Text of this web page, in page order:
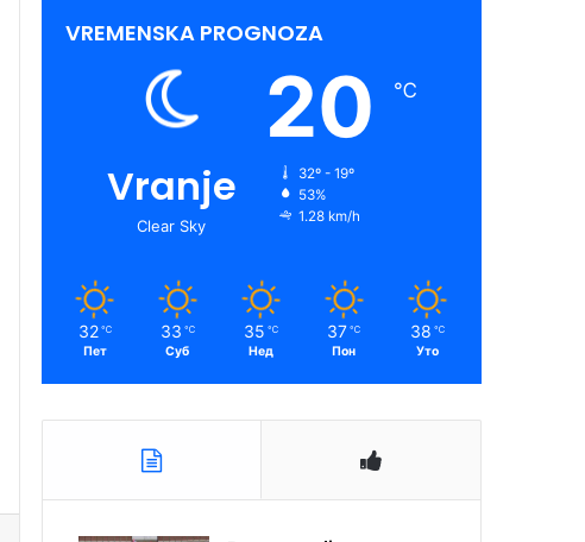
VREMENSKA PROGNOZA
Vranje
Clear Sky
20 ℃
32º - 19º
53%
1.28 km/h
32 ℃
Пет
33 ℃
Суб
35 ℃
Нед
37 ℃
Пон
38 ℃
Уто